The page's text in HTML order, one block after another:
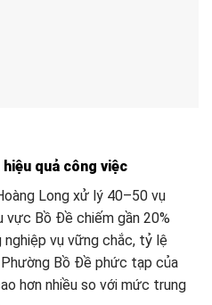
quả công việc
Long xử lý 40–50 vụ
vực Bồ Đề chiếm gần 20%
vụ vững chắc, tỷ lệ
Bồ Đề phức tạp của
hơn nhiều so với mức trung